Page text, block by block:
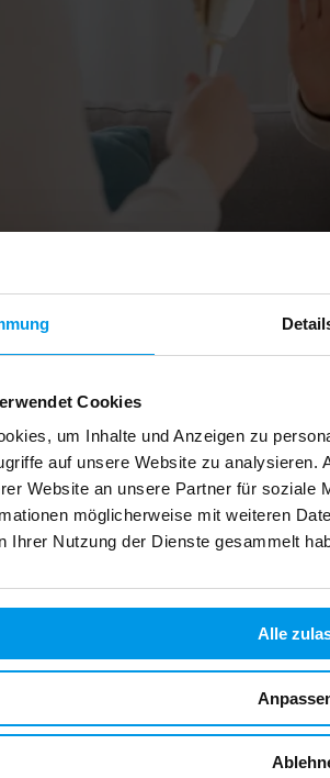
Cookies
um Inhalte und Anzeigen zu
auf unsere Website zu analysieren.
Website an unsere Partner für soziale
möglicherweise mit weiteren
Ihrer Nutzung der Dienste gesammelt
Alle
Risiken für Ihr Baby
fragen sich, ob ein Glas Sekt zum
ein Schluck Wein beim Essen wirklich
Meinungen. Manche behaupten, geringe
andere warnen vor jeglichem
Faktenlage ist eindeutig: Es gibt
Alkohol während der Schwangerschaft.